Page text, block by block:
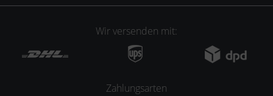
Wir versenden mit:
Zahlungsarten